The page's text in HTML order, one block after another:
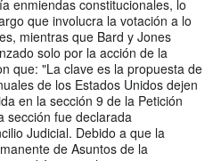
enmiendas constitucionales, lo
que involucra la votación a lo
mientras que Bard y Jones
solo por la acción de la
que: "La clave es la propuesta de
de los Estados Unidos dejen
en la sección 9 de la Petición
sección fue declarada
Judicial. Debido a que la
de Asuntos de la